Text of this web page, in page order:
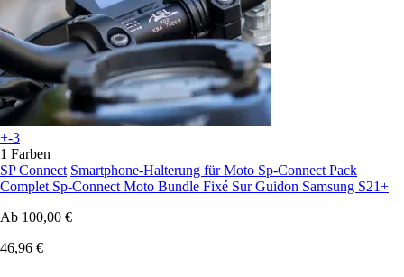
+-3
1 Farben
SP Connect Smartphone-Halterung für Moto Sp-Connect Pack
Complet Sp-Connect Moto Bundle Fixé Sur Guidon Samsung S21+
Ab 100,00 €
46,96 €